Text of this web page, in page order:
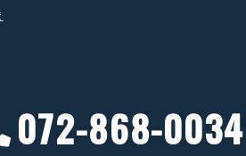
072-868-0034